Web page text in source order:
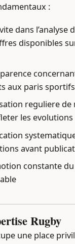
:
dans l’analyse
disponibles
aux paris sportifs
reguliere
les
avant
constante
Rugby
une place